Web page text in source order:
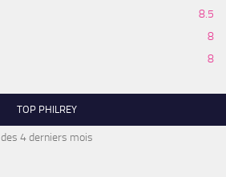
8.5
8
8
TOP PHILREY
des 4 derniers mois